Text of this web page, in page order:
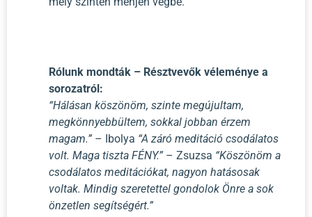
Rólunk mondták – Résztvevők véleménye a
sorozatról:
“Hálásan köszönöm, szinte megújultam,
megkönnyebbültem, sokkal jobban érzem
magam.” – Ibolya “A záró meditáció csodálatos
volt. Maga tiszta FÉNY.” – Zsuzsa “Köszönöm a
csodálatos meditációkat, nagyon hatásosak
voltak. Mindig szeretettel gondolok Önre a sok
önzetlen segítségért.”